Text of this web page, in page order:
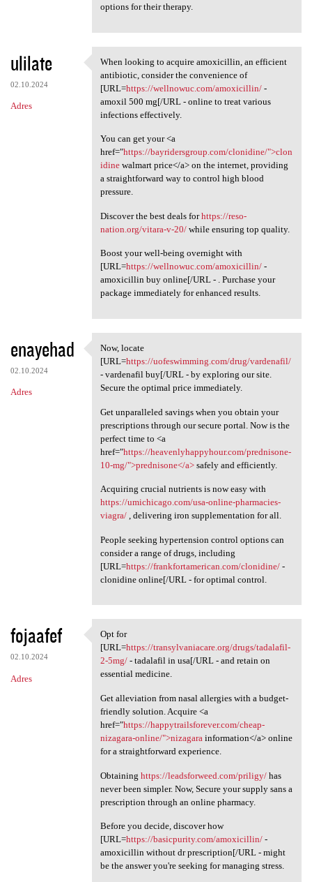
options for their therapy.
ulilate
02.10.2024
Adres
When looking to acquire
When looking to acquire amoxicillin, an efficient
antibiotic, consider the convenience of
[URL=https://wellnowuc.com/amoxicillin/-
amoxil 500 mg[/URL - online to treat various
infections effectively.
You can get your <a
href="https://bayridersgroup.com/clonidine/">clon
idinewalmart price</a> on the internet, providing
a straightforward way to control high blood
pressure.
Discover the best deals forhttps://reso-
nation.org/vitara-v-20/while ensuring top quality.
Boost your well-being overnight with
[URL=https://wellnowuc.com/amoxicillin/-
amoxicillin buy online[/URL - . Purchase your
package immediately for enhanced results.
enayehad
02.10.2024
Adres
Now, locate [URL=https:/
Now, locate
[URL=https://uofeswimming.com/drug/vardenafil/
- vardenafil buy[/URL - by exploring our site.
Secure the optimal price immediately.
Get unparalleled savings when you obtain your
prescriptions through our secure portal. Now is the
perfect time to <a
href="https://heavenlyhappyhour.com/prednisone-
10-mg/">prednisone</a>safely and efficiently.
Acquiring crucial nutrients is now easy with
https://umichicago.com/usa-online-pharmacies-
viagra/, delivering iron supplementation for all.
People seeking hypertension control options can
consider a range of drugs, including
[URL=https://frankfortamerican.com/clonidine/-
clonidine online[/URL - for optimal control.
fojaafef
02.10.2024
Adres
Opt for [URL=https:/
Opt for
[URL=https://transylvaniacare.org/drugs/tadalafil-
2-5mg/- tadalafil in usa[/URL - and retain on
essential medicine.
Get alleviation from nasal allergies with a budget-
friendly solution. Acquire <a
href="https://happytrailsforever.com/cheap-
nizagara-online/">nizagara information</a> online
for a straightforward experience.
Obtaining https://leadsforweed.com/priligy/has
never been simpler. Now, Secure your supply sans a
prescription through an online pharmacy.
Before you decide, discover how
[URL=https://basicpurity.com/amoxicillin/-
amoxicillin without dr prescription[/URL - might
be the answer you're seeking for managing stress.